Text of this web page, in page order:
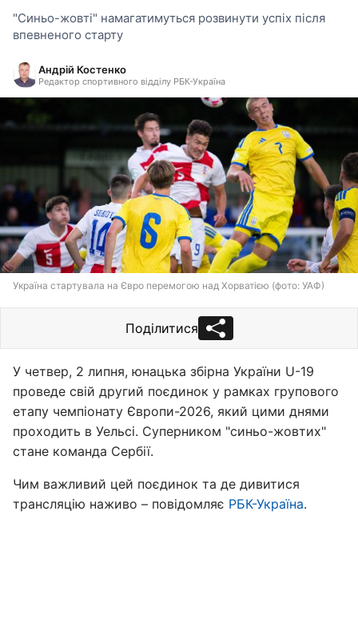
"Синьо-жовті" намагатимуться розвинути успіх після
впевненого старту
Андрій Костенко
Редактор спортивного відділу РБК-Україна
Україна стартувала на Євро перемогою над Хорватією (фото: УАФ)
Поділитися
У четвер, 2 липня, юнацька збірна України U-19
проведе свій другий поєдинок у рамках групового
етапу чемпіонату Європи-2026, який цими днями
проходить в Уельсі. Суперником "синьо-жовтих"
стане команда Сербії.
Чим важливий цей поєдинок та де дивитися
трансляцію наживо – повідомляє РБК-Україна.